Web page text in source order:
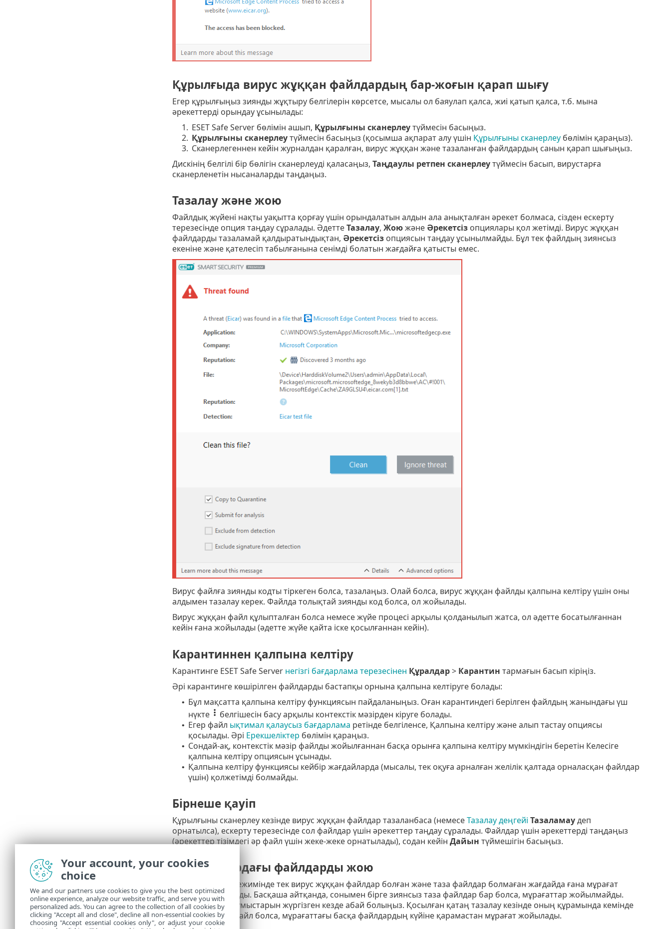
Құрылғыда вирус жұққан файлдардың бар-жоғын қарап шығу
Егер құрылғыңыз зиянды жұқтыру белгілерін көрсетсе, мысалы ол баяулап қалса, жиі қатып қалса, т.б. мына
әрекеттерді орындау ұсынылады:
1. ESET Safe Server бөлімін ашып, Құрылғыны сканерлеутүймесін басыңыз.
2. Құрылғыны сканерлеутүймесін басыңыз (қосымша ақпарат алу үшін Құрылғыны сканерлеубөлімін қараңыз).
3. Сканерлегеннен кейін журналдан қаралған, вирус жұққан және тазаланған файлдардың санын қарап шығыңыз.
Дискінің белгілі бір бөлігін сканерлеуді қаласаңыз, Таңдаулы ретпен сканерлеутүймесін басып, вирустарға
сканерленетін нысаналарды таңдаңыз.
Тазалау және жою
Файлдық жүйені нақты уақытта қорғау үшін орындалатын алдын ала анықталған әрекет болмаса, сізден ескерту
терезесінде опция таңдау сұралады. ӘдеттеТазалау, Жоюжәне Әрекетсізопциялары қол жетімді. Вирус жұққан
файлдарды тазаламай қалдыратындықтан, Әрекетсізопциясын таңдау ұсынылмайды. Бұл тек файлдың зиянсыз
екеніне және қателесіп табылғанына сенімді болатын жағдайға қатысты емес.
Вирус файлға зиянды кодты тіркеген болса, тазалаңыз. Олай болса, вирус жұққан файлды қалпына келтіру үшін оны
алдымен тазалау керек. Файлда толықтай зиянды код болса, ол жойылады.
Вирус жұққан файл құлыпталған болса немесе жүйе процесі арқылы қолданылып жатса, ол әдетте босатылғаннан
кейін ғана жойылады (әдетте жүйе қайта іске қосылғаннан кейін).
Карантиннен қалпына келтіру
Карантинге ESET Safe Server негізгі бағдарлама терезесінен Құралдар> Карантин тармағын басып кіріңіз.
Әрі карантинге көшірілген файлдарды бастапқы орнына қалпына келтіруге болады:
• Бұл мақсатта қалпына келтіру функциясын пайдаланыңыз. Оған карантиндегі берілген файлдың жанындағы үш
нүкте
белгішесін басу арқылы контекстік мәзірден кіруге болады.
• Егер файл ықтимал қалаусыз бағдарлама ретінде белгіленсе, Қалпына келтіру және алып тастау опциясы
қосылады. Әрі Ерекшеліктер бөлімін қараңыз.
• Сондай-ақ, контекстік мәзір файлды жойылғаннан басқа орынға қалпына келтіру мүмкіндігін беретін Келесіге
қалпына келтіру опциясын ұсынады.
• Қалпына келтіру функциясы кейбір жағдайларда (мысалы, тек оқуға арналған желілік қалтада орналасқан файлдар
үшін) қолжетімді болмайды.
Бірнеше қауіп
Құрылғыны сканерлеу кезінде вирус жұққан файлдар тазаланбаса (немесеТазалау деңгейі Тазаламаудеп
орнатылса), ескерту терезесінде сол файлдар үшін әрекеттер таңдау сұралады. Файлдар үшін әрекеттерді таңдаңыз
(әрекеттер тізімдегі әр файл үшін жеке-жеке орнатылады), содан кейін Дайын түймешігін басыңыз.
Мұрағаттардағы файлдарды жою
Әдепкі тазалау режимінде тек вирус жұққан файлдар болған және таза файлдар болмаған жағдайда ғана мұрағат
тұтастай жойылады. Басқаша айтқанда, сонымен бірге зиянсыз таза файлдар бар болса, мұрағаттар жойылмайды.
Қатаң тазалау жұмыстарын жүргізген кезде абай болыңыз. Қосылған қатаң тазалау кезінде оның құрамында кемінде
бір вирусы бар файл болса, мұрағаттағы басқа файлдардың күйіне қарамастан мұрағат жойылады.
Your account, your cookies
choice
We and our partners use cookies to give you the best optimized
online experience, analyze our website traffic, and serve you with
personalized ads. You can agree to the collection of all cookies by
clicking "Accept all and close", decline all non-essential cookies by
choosing "Accept essential cookies only", or adjust your cookie